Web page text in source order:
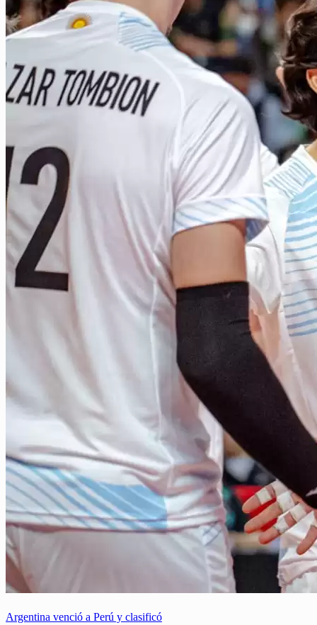
Argentina venció a Perú y clasificó